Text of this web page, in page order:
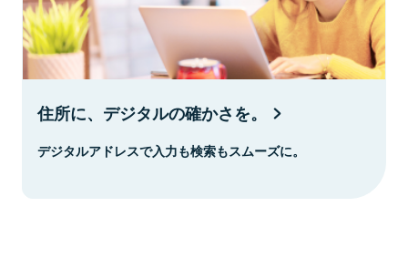
住所に、デジタルの確かさを。
デジタルアドレスで入力も検索もスムーズに。